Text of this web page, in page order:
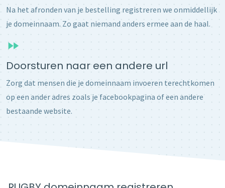
Na het afronden van je bestelling registreren we onmiddellijk
je domeinnaam. Zo gaat niemand anders ermee aan de haal.
Doorsturen naar een andere url
Zorg dat mensen die je domeinnaam invoeren terechtkomen
op een ander adres zoals je facebookpagina of een andere
bestaande website.